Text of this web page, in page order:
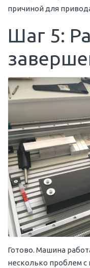
причиной для
Шаг 5:
Готово. Машина
несколько проблем